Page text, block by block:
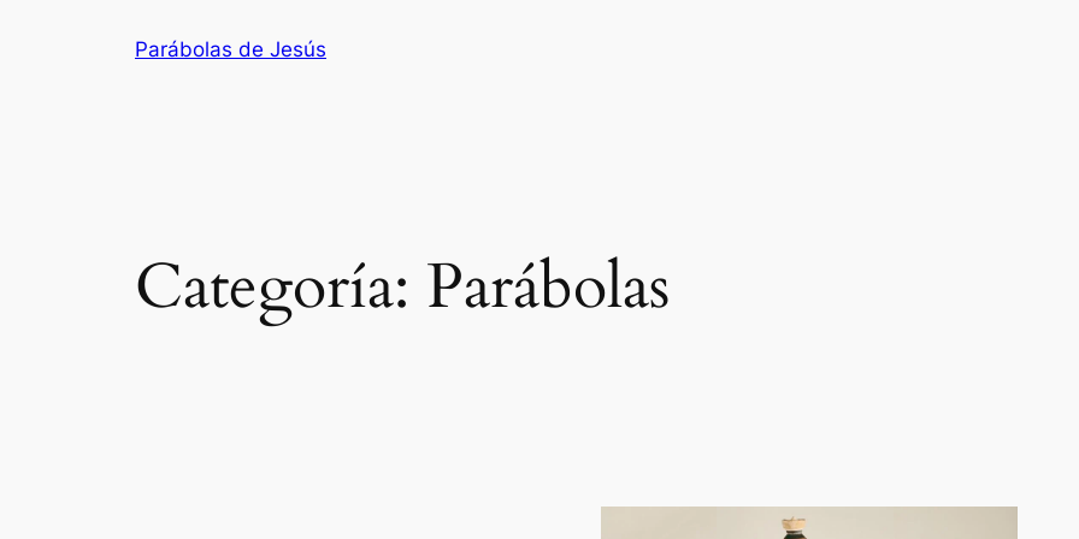
Parábolas de Jesús
Categoría: Parábolas